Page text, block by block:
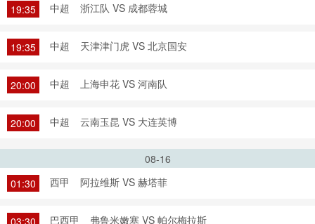
19:35 中超 浙江队 VS 成都蓉城
19:35 中超 天津津门虎 VS 北京国安
20:00 中超 上海申花 VS 河南队
20:00 中超 云南玉昆 VS 大连英博
08-16
01:30
西甲 阿拉维斯 VS 赫塔菲
03:30 巴西甲 弗鲁米嫩塞 VS 帕尔梅拉斯